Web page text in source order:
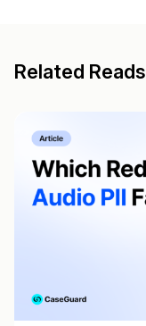
Related Reads